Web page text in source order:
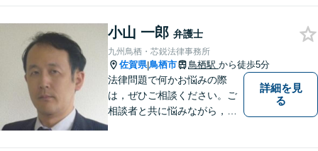
なリーガルサービスを提供い
たします。
小山 一郎 弁護士
九州鳥栖・芯鋭法律事務所
佐賀県|鳥栖市 鳥栖駅 から徒歩5分
法律問題で何かお悩みの際
は，ぜひご相談ください。ご
相談者と共に悩みながら，い
詳細を見
る